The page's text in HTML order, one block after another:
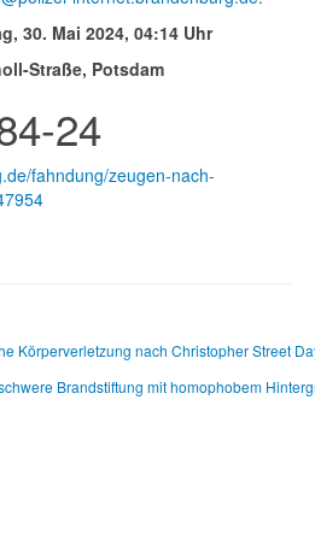
Mai 2024, 04:14 Uhr
Straße, Potsdam
24
fahndung/zeugen-nach-
Körperverletzung nach Christopher Street
Brandstiftung mit homophobem